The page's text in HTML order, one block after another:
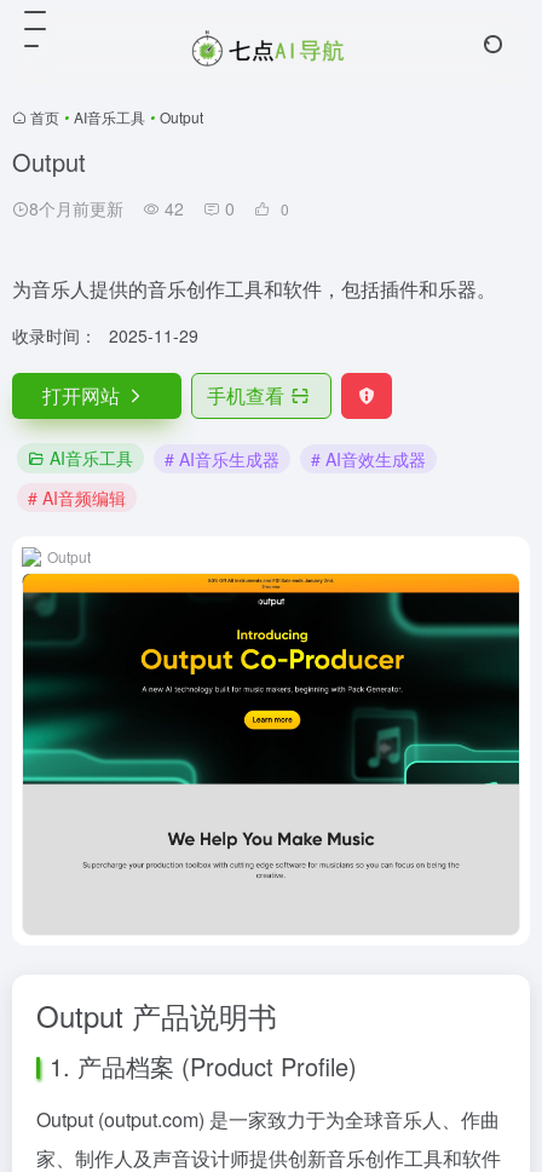
首页 • AI音乐工具 • Output
Output
8个月前更新 42 0 0
为音乐人提供的音乐创作工具和软件，包括插件和乐器。
收录时间： 2025-11-29
打开网站 手机查看
AI音乐工具 # AI音乐生成器
# AI音效生成器
# AI音频编辑
Output
Output 产品说明书
1. 产品档案 (Product Profile)
Output (output.com) 是一家致力于为全球音乐人、作曲
家、制作人及声音设计师提供创新音乐创作工具和软件